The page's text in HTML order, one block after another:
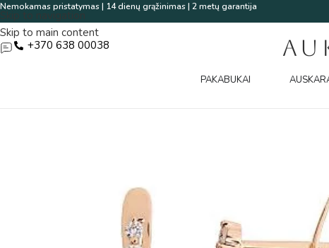
Skip to navigation
Skip to main content
Nemokamas pristatymas | 14 dienų grąžinimas | 2 metų garantija
+370 638 00038
PAKABUKAI